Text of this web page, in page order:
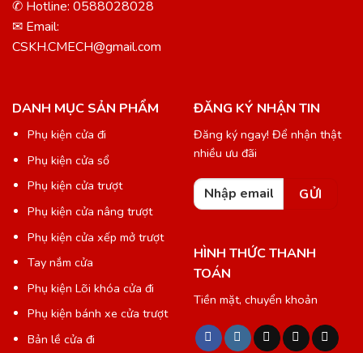
✆ Hotline: 0588028028
✉ Email:
CSKH.CMECH@gmail.com
DANH MỤC SẢN PHẨM
Phụ kiện cửa đi
Phụ kiện cửa sổ
Phụ kiện cửa trượt
Phụ kiện cửa nâng trượt
Phụ kiện cửa xếp mở trượt
Tay nắm cửa
Phụ kiện Lõi khóa cửa đi
Phụ kiện bánh xe cửa trượt
Bản lề cửa đi
ĐĂNG KÝ NHẬN TIN
Đăng ký ngay! Để nhận thật
nhiều ưu đãi
HÌNH THỨC THANH
TOÁN
Tiền mặt, chuyển khoản